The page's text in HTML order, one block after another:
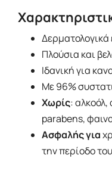
Δερματολογικά
Πλούσια και
Ιδανική για
Με 96%
Χωρίς: αλκοόλ,
parabens,
Ασφαλής για
την περίοδο